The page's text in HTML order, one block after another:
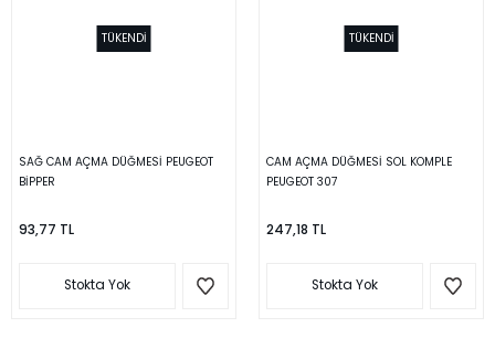
TÜKENDİ
SAĞ CAM AÇMA DÜĞMESİ PEUGEOT
BİPPER
93,77 TL
Stokta Yok
TÜKENDİ
CAM AÇMA DÜĞMESİ SOL KOMPLE
PEUGEOT 307
247,18 TL
Stokta Yok